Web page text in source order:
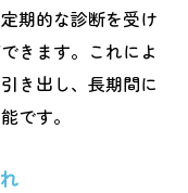
期的な診断を受け
きます。これによ
き出し、長期間に
です。